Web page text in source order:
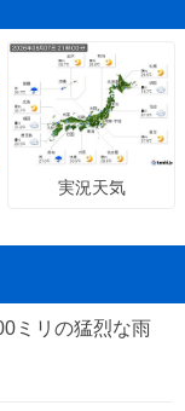
実況天気
ミリの猛烈な雨